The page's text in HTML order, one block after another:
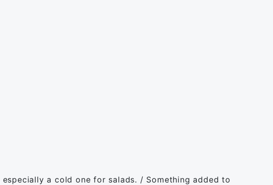
a cold one for salads. / Something added to